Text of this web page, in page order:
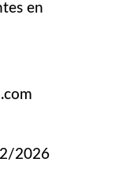
en
2026